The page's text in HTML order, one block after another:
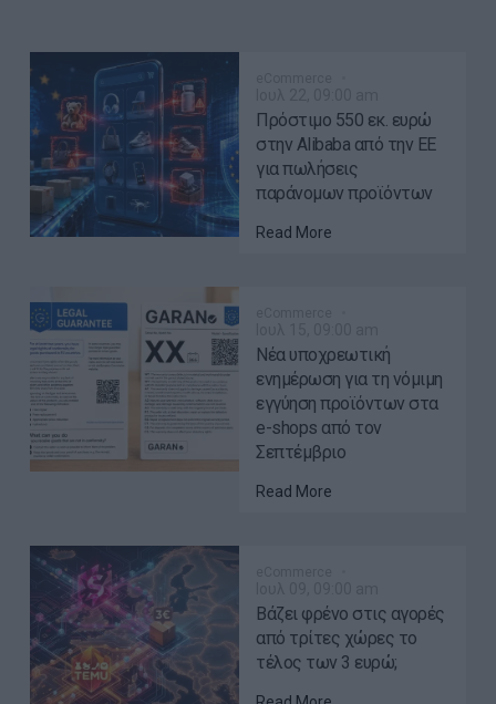
Πρόστιμο 550 εκ. ευρώ
στην Alibaba από την ΕΕ
για πωλήσεις
παράνομων προϊόντων
Read More
Νέα υποχρεωτική
ενημέρωση για τη νόμιμη
εγγύηση προϊόντων στα
e-shops από τον
Σεπτέμβριο
Read More
Βάζει φρένο στις αγορές
από τρίτες χώρες το
τέλος των 3 ευρώ;